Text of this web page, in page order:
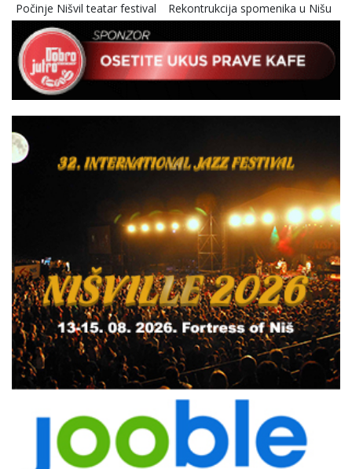
Počinje Nišvil teatar festival
Rekontrukcija spomenika u Nišu